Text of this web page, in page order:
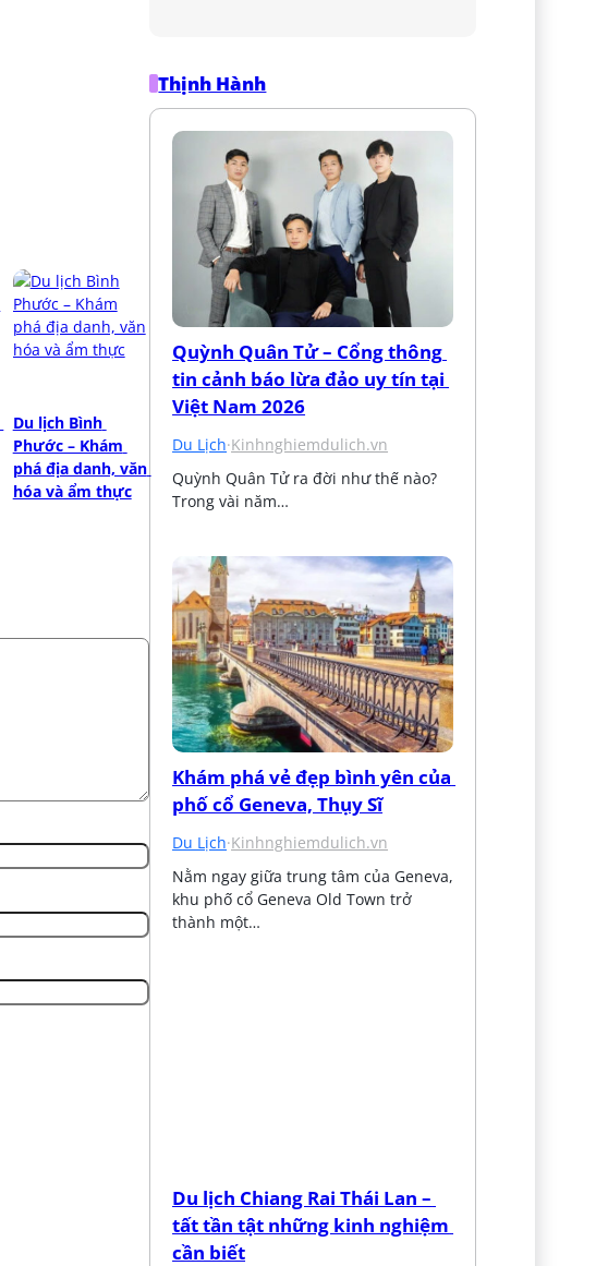
Du lịch Bình
Phước – Khám
phá địa danh, văn
hóa và ẩm thực
Thịnh Hành
Quỳnh Quân Tử – Cổng thông
tin cảnh báo lừa đảo uy tín tại
Việt Nam 2026
Du Lịch·Kinhnghiemdulich.vn
Quỳnh Quân Tử ra đời như thế nào?
Trong vài năm…
Khám phá vẻ đẹp bình yên của
phố cổ Geneva, Thụy Sĩ
Du Lịch·Kinhnghiemdulich.vn
Nằm ngay giữa trung tâm của Geneva,
khu phố cổ Geneva Old Town trở
thành một…
Du lịch Chiang Rai Thái Lan –
tất tần tật những kinh nghiệm
cần biết